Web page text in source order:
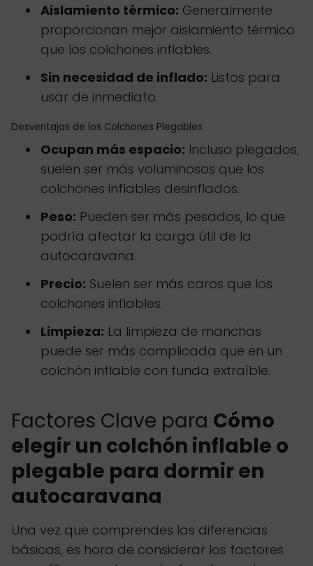
Aislamiento térmico: Generalmente
proporcionan mejor aislamiento térmico
que los colchones inflables.
Sin necesidad de inflado: Listos para
usar de inmediato.
Desventajas de los Colchones Plegables
Ocupan más espacio: Incluso plegados,
suelen ser más voluminosos que los
colchones inflables desinflados.
Peso: Pueden ser más pesados, lo que
podría afectar la carga útil de la
autocaravana.
Precio: Suelen ser más caros que los
colchones inflables.
Limpieza: La limpieza de manchas
puede ser más complicada que en un
colchón inflable con funda extraíble.
Factores Clave para Cómo
elegir un colchón inflable o
plegable para dormir en
autocaravana
Una vez que comprendes las diferencias
básicas, es hora de considerar los factores